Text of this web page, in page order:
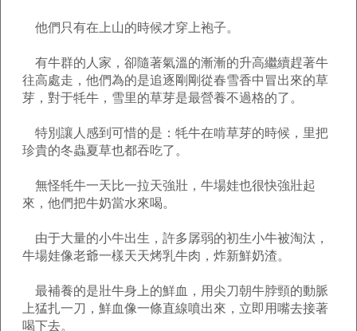
他們只有在上山的時候才穿上袍子。
有牛群的人家，卻隨著氣溫的漸漸的升高繼續趕著牛
往高處走，他們為的是追逐剛剛從春雪香中冒出來的草
芽，對于牦牛，雪里的草芽是最營養不過格的了。
特別讓人感到可惜的是：牦牛在啃草芽的時候，里把
珍貴的冬蟲夏草也都吞吃了。
無怪牦牛一天比一拉天強壯，牛場娃也很快強壯起
來，他們把牛奶當水來喝。
由于大量的小牛出生，許多孱弱的初生小牛被淘汰，
牛場娃像老爺一樣天天烤乳牛肉，炸新鮮奶渣。
最補養的是壯牛身上的鮮血，用尖刀朝牛脖頸的動脈
上猛扎一刀，鮮血像一條直線噴出來，立即用嘴去接著
喝下去。